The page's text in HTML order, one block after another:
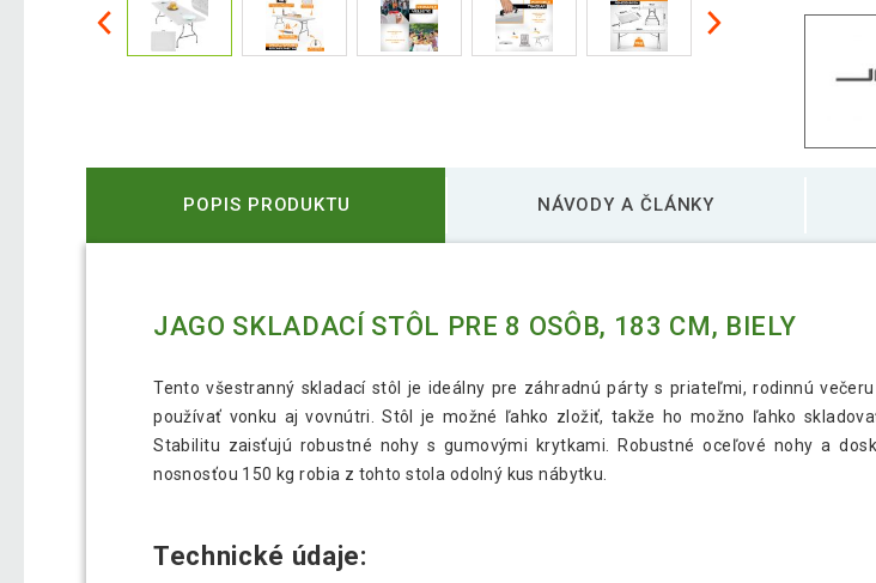
POPIS PRODUKTU NÁVODY A ČLÁNKY
JAGO SKLADACÍ STÔL PRE 8 OSÔB, 183 CM, BIELY
Tento všestranný skladací stôl je ideálny pre záhradnú párty s priateľmi, rodinnú
používať vonku aj vovnútri. Stôl je možné ľahko zložiť, takže ho možno ľahko
Stabilitu zaisťujú robustné nohy s gumovými krytkami. Robustné oceľové nohy a
nosnosťou 150 kg robia z tohto stola odolný kus nábytku.
Technické údaje: